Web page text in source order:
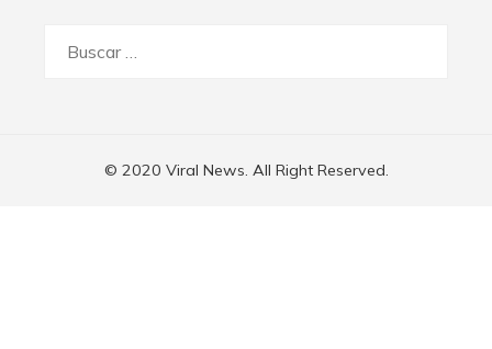
© 2020 Viral News. All Right Reserved.